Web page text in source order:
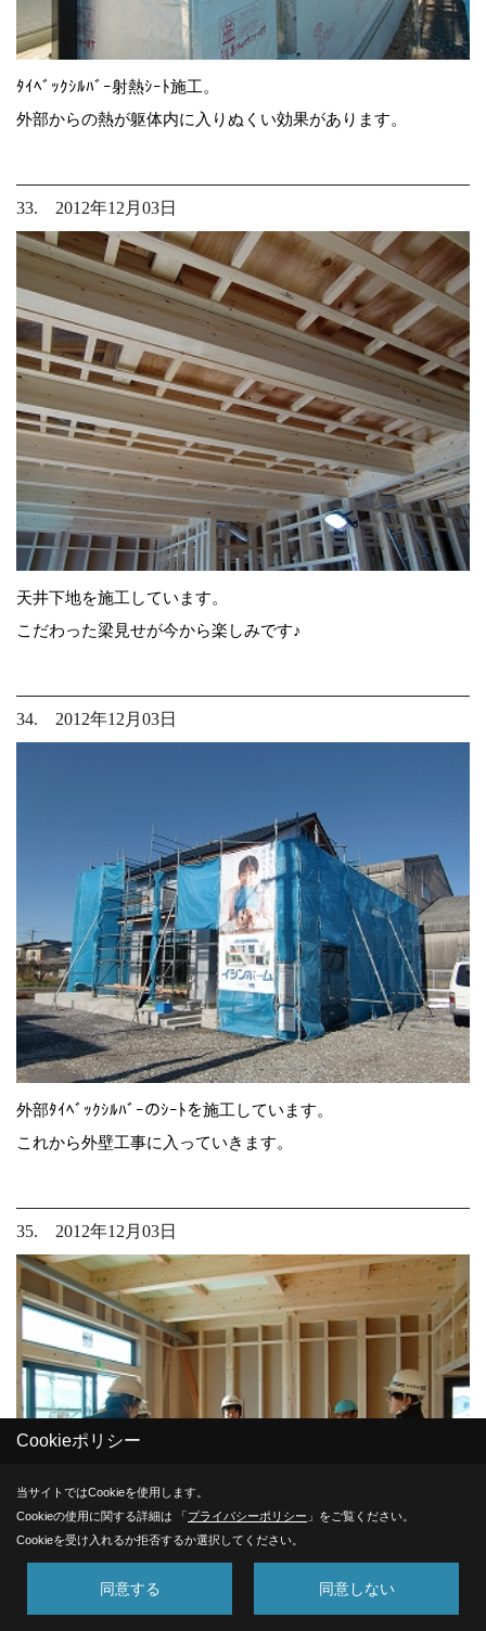
ﾀｲﾍﾞｯｸｼﾙﾊﾞｰ射熱ｼｰﾄ施工。
外部からの熱が躯体内に入りぬくい効果があります。
33. 2012年12月03日
天井下地を施工しています。
こだわった梁見せが今から楽しみです♪
34. 2012年12月03日
外部ﾀｲﾍﾞｯｸｼﾙﾊﾞｰのｼｰﾄを施工しています。
これから外壁工事に入っていきます。
35. 2012年12月03日
上棟検査を行いました。
Cookieポリシー
当サイトではCookieを使用します。
Cookieの使用に関する詳細は 「プライバシーポリシー 」をご覧ください。
Cookieを受け入れるか拒否するか選択してください。
同意する 同意しない